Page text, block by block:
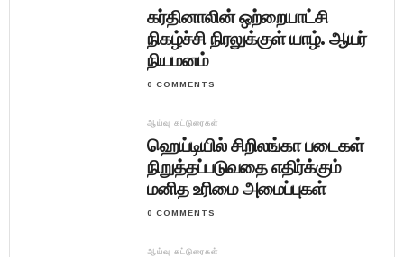
கர்தினாலின் ஒற்றையாட்சி
நிகழ்ச்சி நிரலுக்குள் யாழ். ஆயர்
நியமனம்
0 COMMENTS
ஆய்வு கட்டுரைகள்
ஹெய்டியில் சிறிலங்கா படைகள்
நிறுத்தப்படுவதை எதிர்க்கும்
மனித உரிமை அமைப்புகள்
0 COMMENTS
ஆய்வு கட்டுரைகள்